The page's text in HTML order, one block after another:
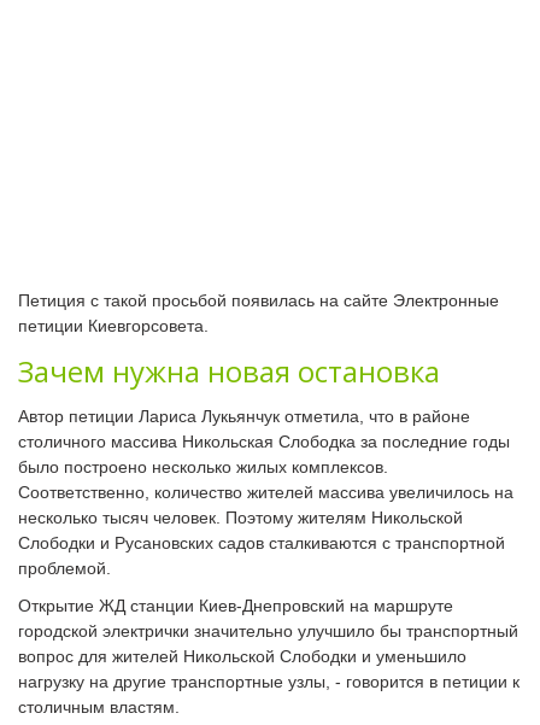
Петиция с такой просьбой появилась на сайте Электронные
петиции Киевгорсовета.
Зачем нужна новая остановка
Автор петиции Лариса Лукьянчук отметила, что в районе
столичного массива Никольская Слободка за последние годы
было построено несколько жилых комплексов.
Соответственно, количество жителей массива увеличилось на
несколько тысяч человек. Поэтому жителям Никольской
Слободки и Русановских садов сталкиваются с транспортной
проблемой.
Открытие ЖД станции Киев-Днепровский на маршруте
городской электрички значительно улучшило бы транспортный
вопрос для жителей Никольской Слободки и уменьшило
нагрузку на другие транспортные узлы, - говорится в петиции к
столичным властям.